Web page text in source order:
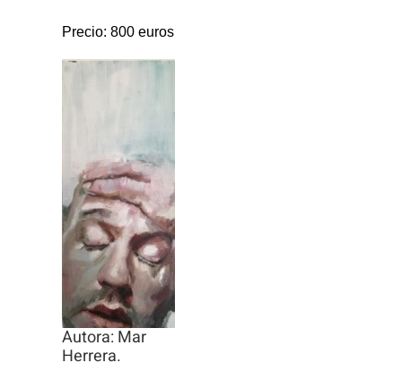
Precio: 800 euros
Autora: Mar
Herrera.